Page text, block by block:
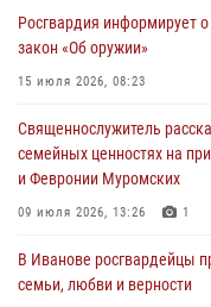
Мероприятия в рамках
продолжаются в
31 июля 2026, 11:08
В Ивановской области при
подозреваемые в серии
30 июля 2026, 12:41
празднования Дня
Росгвардия информирует
закон «Об оружии»
15 июля 2026, 08:23
Священнослужитель
семейных ценностях на
и Февронии Муромских
09 июля 2026, 13:26 1
В Иванове росгвардейцы
семьи, любви и верности